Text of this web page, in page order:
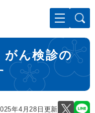
文へ
がん検診の
年4月28日更新